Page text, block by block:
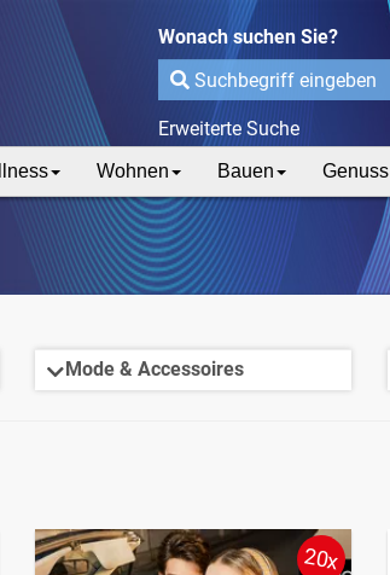
Wonach suchen Sie?
Erweiterte Suche
Wohnen Bauen Genuss
20x